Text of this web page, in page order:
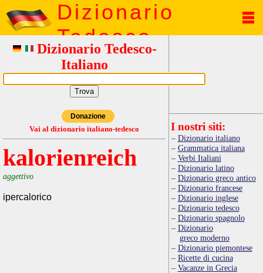
Dizionario
Tedesco
Dizionario Tedesco-
Italiano
Donazione
Vai al dizionario italiano-tedesco
kalorienreich
aggettivo
ipercalorico
I nostri siti:
Dizionario italiano
Grammatica italiana
Verbi Italiani
Dizionario latino
Dizionario greco antico
Dizionario francese
Dizionario inglese
Dizionario tedesco
Dizionario spagnolo
Dizionario
greco moderno
Dizionario piemontese
Ricette di cucina
Vacanze in Grecia